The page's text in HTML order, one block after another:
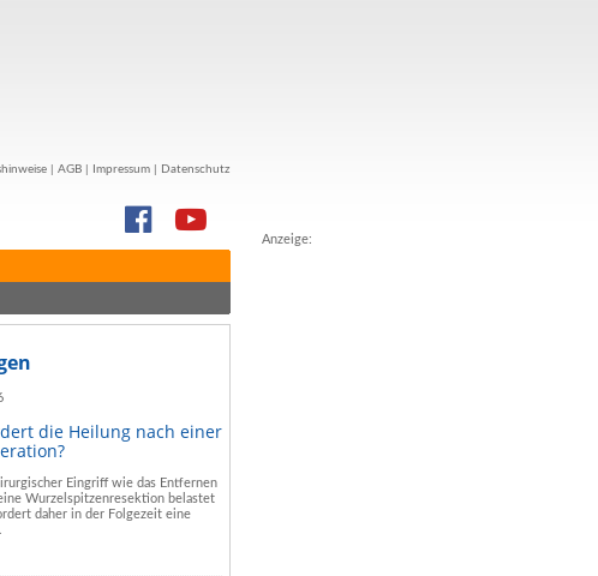
Anzeige:
AGB Impressum Datenschutz
die Heilung nach einer
Eingriff wie das Entfernen
Wurzelspitzenresektion belastet
daher in der Folgezeit eine